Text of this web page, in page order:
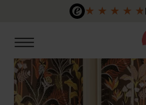
Zum Hauptinhalt springen
★ ★ ★ ★ ★